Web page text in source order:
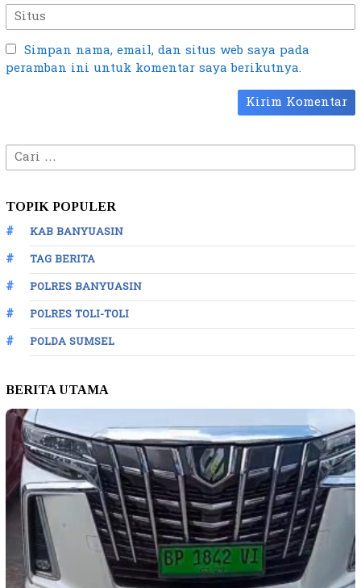
Simpan nama, email, dan situs web saya pada
peramban ini untuk komentar saya berikutnya.
Cari
untuk:
TOPIK POPULER
KAB BANYUASIN
TAG BERITA
POLRES BANYUASIN
POLRES TOLI-TOLI
POLDA SUMSEL
BERITA UTAMA